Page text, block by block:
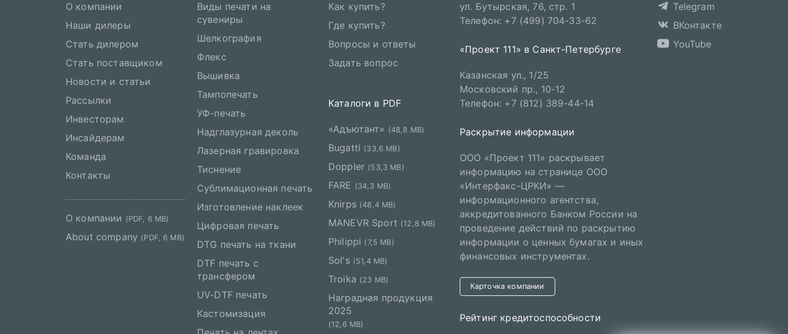
О компании
Наши дилеры
Стать дилером
Стать поставщиком
Новости и статьи
Рассылки
Инвесторам
Инсайдерам
Команда
Контакты
О компании (PDF, 6 MB)
About company (PDF, 6 MB)
Виды печати на
сувениры
Шелкография
Флекс
Вышивка
Тампопечать
УФ-печать
Надглазурная деколь
Лазерная гравировка
Тиснение
Сублимационная печать
Изготовление наклеек
Цифровая печать
DTG печать на ткани
DTF печать с
трансфером
UV-DTF печать
Кастомизация
Как купить?
Где купить?
Вопросы и ответы
Задать вопрос
Каталоги в PDF
«Адъютант» (48,8 MB)
Bugatti (33,6 MB)
Doppler (53,3 MB)
FARE (34,3 MB)
Knirps (48,4 MB)
MANEVR Sport (12,8 MB)
Philippi (7,5 MB)
Sol's (51,4 MB)
Troika (23 MB)
Наградная продукция
2025
(12,6 MB)
ул. Бутырская, 76, стр. 1
Телефон: +7 (499) 704-33-62
«Проект 111» в Санкт-Петербурге
Казанская ул., 1/25
Московский пр., 10-12
Телефон: +7 (812) 389-44-14
Раскрытие информации
ООО «Проект 111» раскрывает
информацию на странице ООО
«Интерфакс-ЦРКИ» —
информационного агентства,
аккредитованного Банком России на
проведение действий по раскрытию
информации о ценных бумагах и иных
финансовых инструментах.
Карточка компании
Рейтинг кредитоспособности
Telegram
ВКонтакте
YouTube